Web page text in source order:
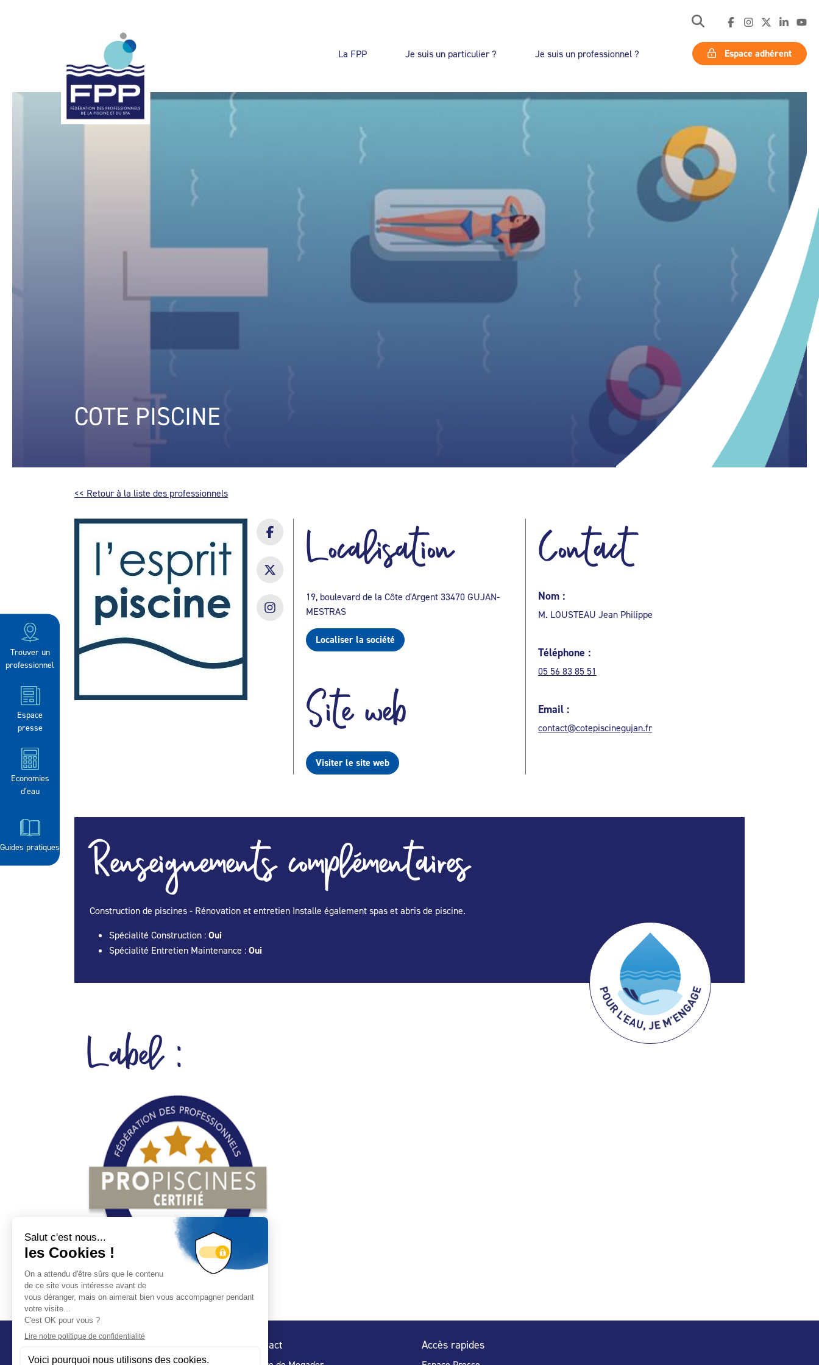
La FPP Je suis un particulier ? Je suis un professionnel ? Espace adhérent
Trouver un
professionnel
Espace
presse
Economies
d’eau
Guides pratiques
COTE PISCINE
<< Retour à la liste des professionnels
Localisation
19, boulevard de la Côte d'Argent 33470 GUJAN-
MESTRAS
Localiser la société
Site web
Visiter le site web
Contact
Nom :
M. LOUSTEAU Jean Philippe
Téléphone :
05 56 83 85 51
Email :
contact@cotepiscinegujan.fr
Renseignements complémentaires
Construction de piscines - Rénovation et entretien Installe également spas et abris de piscine.
Spécialité Construction : Oui
Spécialité Entretien Maintenance : Oui
Label :
Contact Accès rapides